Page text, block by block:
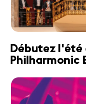
Débutez l'été
Philharmonic